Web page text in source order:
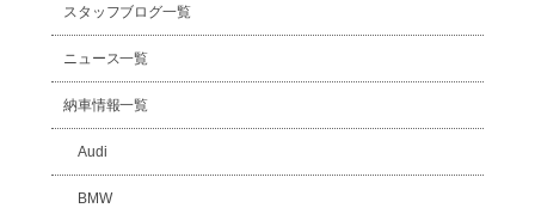
スタッフブログ一覧
ニュース一覧
納車情報一覧
Audi
BMW